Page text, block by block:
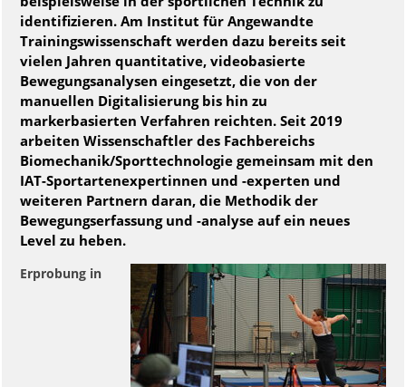
identifizieren. Am Institut für Angewandte
Trainingswissenschaft werden dazu bereits seit
vielen Jahren quantitative, videobasierte
Bewegungsanalysen eingesetzt, die von der
manuellen Digitalisierung bis hin zu
markerbasierten Verfahren reichten. Seit 2019
arbeiten Wissenschaftler des Fachbereichs
Biomechanik/Sporttechnologie gemeinsam mit den
IAT-Sportartenexpertinnen und -experten und
weiteren Partnern daran, die Methodik der
Bewegungserfassung und -analyse auf ein neues
Level zu heben.
Erprobung in